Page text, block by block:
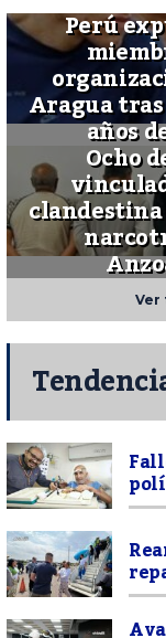
Perú
Aragua
años
Ocho
Ver